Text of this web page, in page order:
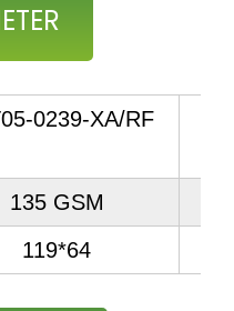
0239-XA/RF
135 GSM
119*64